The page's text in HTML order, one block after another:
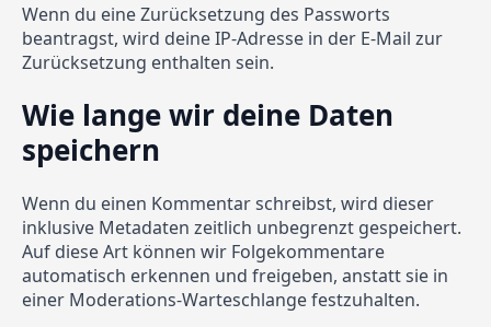
Wenn du eine Zurücksetzung des Passworts
beantragst, wird deine IP-Adresse in der E-Mail zur
Zurücksetzung enthalten sein.
Wie lange wir deine Daten
speichern
Wenn du einen Kommentar schreibst, wird dieser
inklusive Metadaten zeitlich unbegrenzt gespeichert.
Auf diese Art können wir Folgekommentare
automatisch erkennen und freigeben, anstatt sie in
einer Moderations-Warteschlange festzuhalten.